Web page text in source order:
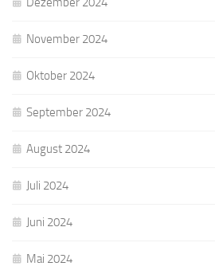
November 2024
Oktober 2024
September 2024
August 2024
Juli 2024
Juni 2024
Mai 2024